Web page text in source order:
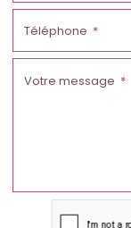
Téléphone
Votre message